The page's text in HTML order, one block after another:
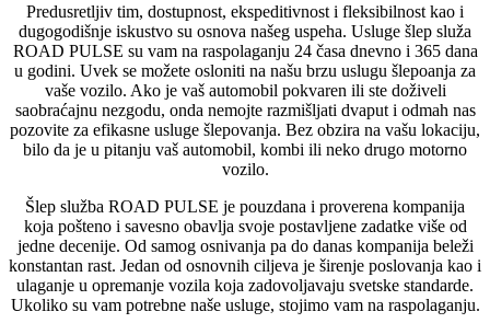
Predusretljiv tim, dostupnost, ekspeditivnost i fleksibilnost kao i
dugogodišnje iskustvo su osnova našeg uspeha. Usluge šlep služa
ROAD PULSE su vam na raspolaganju 24 časa dnevno i 365 dana
u godini. Uvek se možete osloniti na našu brzu uslugu šlepoanja za
vaše vozilo. Ako je vaš automobil pokvaren ili ste doživeli
saobraćajnu nezgodu, onda nemojte razmišljati dvaput i odmah nas
pozovite za efikasne usluge šlepovanja. Bez obzira na vašu lokaciju,
bilo da je u pitanju vaš automobil, kombi ili neko drugo motorno
vozilo.
Šlep služba ROAD PULSE je pouzdana i proverena kompanija
koja pošteno i savesno obavlja svoje postavljene zadatke više od
jedne decenije. Od samog osnivanja pa do danas kompanija beleži
konstantan rast. Jedan od osnovnih ciljeva je širenje poslovanja kao i
ulaganje u opremanje vozila koja zadovoljavaju svetske standarde.
Ukoliko su vam potrebne naše usluge, stojimo vam na raspolaganju.